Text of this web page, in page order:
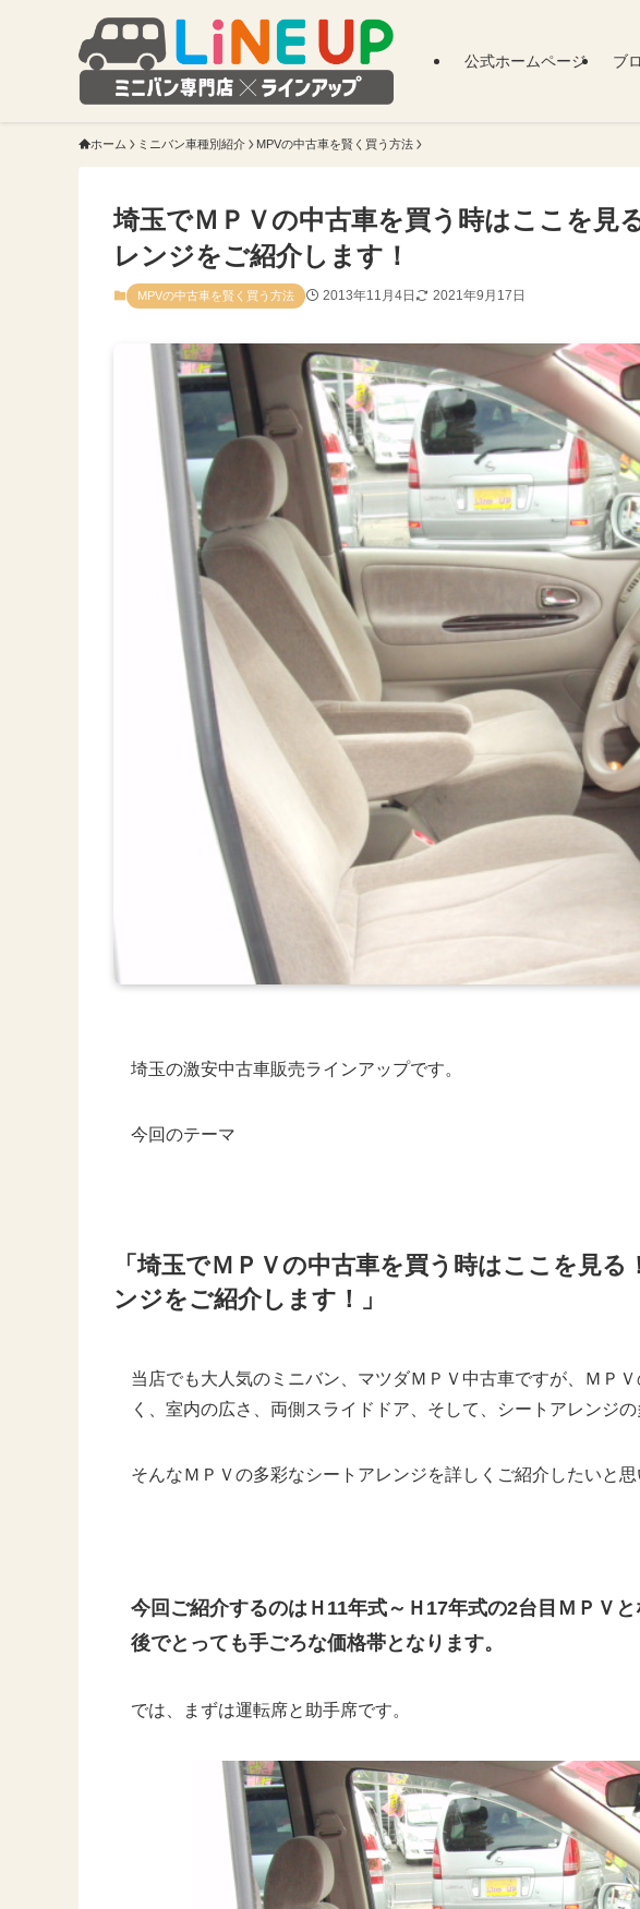
公式ホームページ ブ
ホーム ミニバン車種別紹介 MPVの中古車を賢く買う方法
埼玉でＭＰＶの中古車を買う時はここを見
レンジをご紹介します！
MPVの中古車を賢く買う方法 2013年11月4日 2021年9月17日
埼玉の激安中古車販売ラインアップです。
今回のテーマ
「埼玉でＭＰＶの中古車を買う時はここを見
ンジをご紹介します！」
当店でも大人気のミニバン、マツダＭＰＶ中古車ですが、ＭＰ
く、室内の広さ、両側スライドドア、そして、シートアレンジ
そんなＭＰＶの多彩なシートアレンジを詳しくご紹介したいと思
今回ご紹介するのはＨ11年式～Ｈ17年式の2台目ＭＰＶ
後でとっても手ごろな価格帯となります。
では、まずは運転席と助手席です。